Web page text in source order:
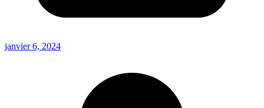
janvier 6, 2024